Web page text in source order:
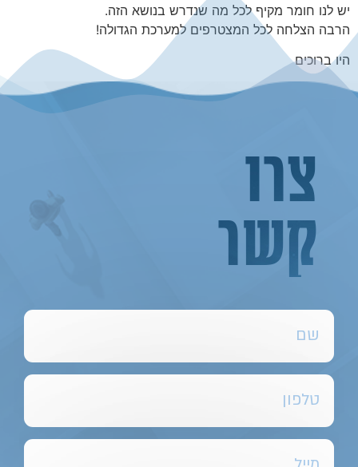
יש לנו חומר מקיף לכל מה שנדרש בנושא הזה.
הרבה הצלחה לכל המצטרפים למערכת הגדולה!
היו ברוכים
צרו
קשר